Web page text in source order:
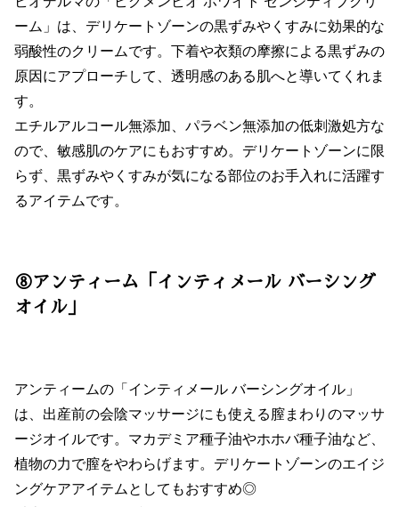
ーム」は、デリケートゾーンの黒ずみやくすみに効果的な
弱酸性のクリームです。下着や衣類の摩擦による黒ずみの
原因にアプローチして、透明感のある肌へと導いてくれま
す。
エチルアルコール無添加、パラベン無添加の低刺激処方な
ので、敏感肌のケアにもおすすめ。デリケートゾーンに限
らず、黒ずみやくすみが気になる部位のお手入れに活躍す
るアイテムです。
⑧アンティーム「インティメール バーシング
オイル」
アンティームの「インティメール バーシングオイル」
は、出産前の会陰マッサージにも使える膣まわりのマッサ
ージオイルです。マカデミア種子油やホホバ種子油など、
植物の力で膣をやわらげます。デリケートゾーンのエイジ
ングケアアイテムとしてもおすすめ◎